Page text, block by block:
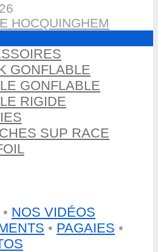
HOCQUINGHEM
GONFLABLE
GONFLABLE
RIGIDE
SUP RACE
• NOS VIDÉOS
• PAGAIES •